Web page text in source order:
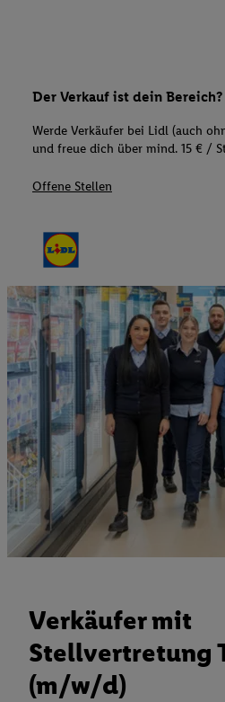
Der Verkauf ist dein Bereich?
Werde Verkäufer bei Lidl (auch
und freue dich über mind. 15 € /
Offene Stellen
Verkäufer mit
Stellvertretung
(m/w/d)